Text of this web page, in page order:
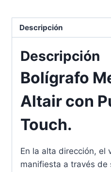
Descripción
Descripción
Bolígrafo
Altair con
Touch.
En la alta dirección, el
manifiesta a través de